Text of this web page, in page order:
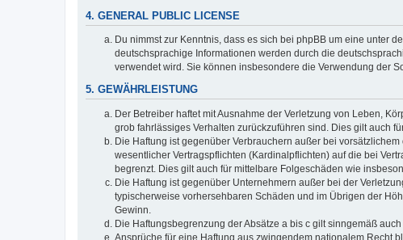
4. GENERAL PUBLIC LICENSE
Du nimmst zur Kenntnis, dass es sich bei phpBB um eine unter
deutschsprachige Informationen werden durch die
verwendet wird. Sie können insbesondere die Verwendung der
5. GEWÄHRLEISTUNG
Der Betreiber haftet mit Ausnahme der Verletzung von Leben,
grob fahrlässiges Verhalten zurückzuführen sind. Dies gilt auch
Die Haftung ist gegenüber Verbrauchern außer bei
wesentlicher Vertragspflichten (Kardinalpflichten) auf die bei
begrenzt. Dies gilt auch für mittelbare Folgeschäden wie
Die Haftung ist gegenüber Unternehmern außer bei der
typischerweise vorhersehbaren Schäden und im Übrigen der
Gewinn.
Die Haftungsbegrenzung der Absätze a bis c gilt sinngemäß
Ansprüche für eine Haftung aus zwingendem nationalem Recht